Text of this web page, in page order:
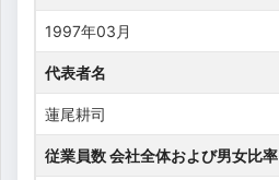
1997年03月
代表者名
蓮尾耕司
従業員数 会社全体および男女比率